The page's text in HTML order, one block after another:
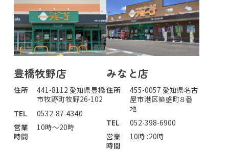
豊橋牧野店
住所
441-8112 愛知県豊橋
市牧野町牧野26-102
TEL
0532-87-4340
営業
時間
10時～20時
みなと店
住所
455-0057 愛知県名古
屋市港区築盛町８番
地
TEL
052-398-6900
営業
時間
10時：20時